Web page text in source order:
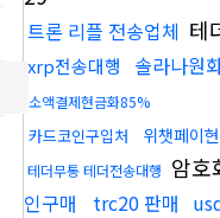
트론 리플 전송업체 테
xrp전송대행
솔라나원
소액결제현금화85%
카드코인구입처 위챗페이
테더무통 테더전송대행 암호
인구매
trc20 판매